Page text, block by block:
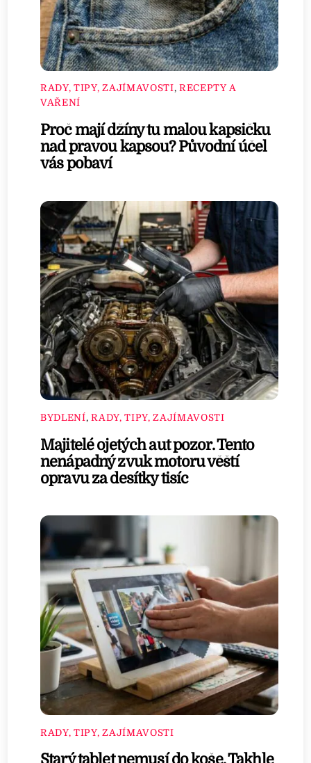
RADY, TIPY, ZAJÍMAVOSTI, RECEPTY A
VAŘENÍ
Proč mají džíny tu malou kapsičku
nad pravou kapsou? Původní účel
vás pobaví
BYDLENÍ,RADY, TIPY, ZAJÍMAVOSTI
Majitelé ojetých aut pozor. Tento
nenápadný zvuk motoru věští
opravu za desítky tisíc
RADY, TIPY, ZAJÍMAVOSTI